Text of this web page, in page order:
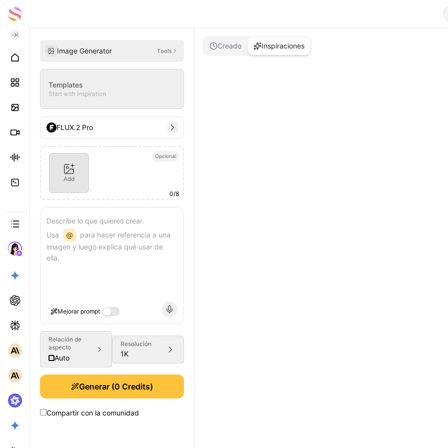
Image Generator Tools
Templates
Start with inspiration
FLUX.2 Pro
Opcional
Add
0/8
Describe lo que quieres crear.
Usa
@
para hacer referencia a una
imagen y luego explica qué usar de
ella.
Mejorar prompt
Relación de
aspecto
Auto
Resolución
1K
Generar (0 Credits)
Compartir con la comunidad
Creado Inspiraciones